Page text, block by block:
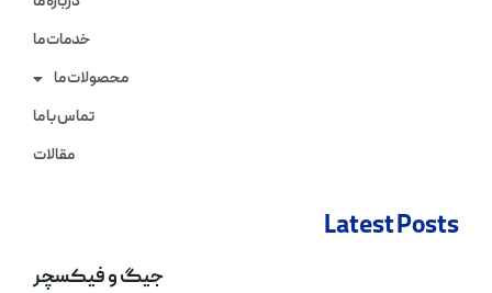
خدمات ما
محصولات ما
تماس با ما
مقالات
Latest Posts
جیگ و فیکسچر